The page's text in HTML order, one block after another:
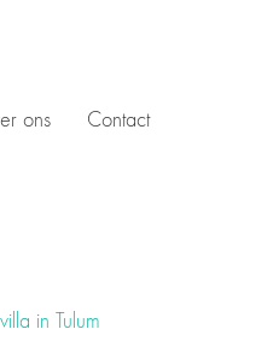
ons Contact